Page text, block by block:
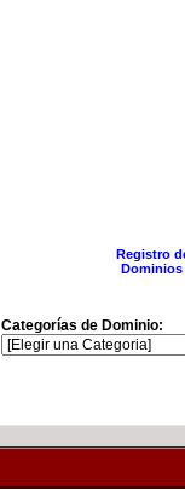
Registro
Dominios
Categorías de Dominio: